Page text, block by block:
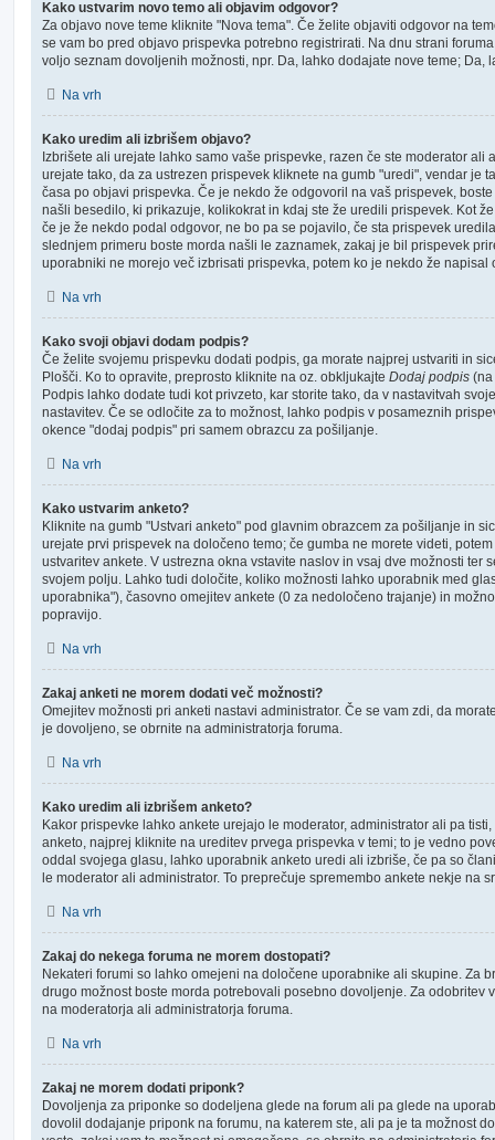
Kako ustvarim novo temo ali objavim odgovor?
Za objavo nove teme kliknite "Nova tema". Če želite objaviti odgovor na
se vam bo pred objavo prispevka potrebno registrirati. Na dnu strani
voljo seznam dovoljenih možnosti, npr. Da, lahko dodajate nove teme; Da,
Na vrh
Kako uredim ali izbrišem objavo?
Izbrišete ali urejate lahko samo vaše prispevke, razen če ste moderator ali
urejate tako, da za ustrezen prispevek kliknete na gumb "uredi", vendar je
časa po objavi prispevka. Če je nekdo že odgovoril na vaš prispevek,
našli besedilo, ki prikazuje, kolikokrat in kdaj ste že uredili prispevek. Kot
če je že nekdo podal odgovor, ne bo pa se pojavilo, če sta prispevek
slednjem primeru boste morda našli le zaznamek, zakaj je bil prispevek
uporabniki ne morejo več izbrisati prispevka, potem ko je nekdo že napisal
Na vrh
Kako svoji objavi dodam podpis?
Če želite svojemu prispevku dodati podpis, ga morate najprej ustvariti in
Plošči. Ko to opravite, preprosto kliknite na oz. obkljukajte Dodaj podpis
Podpis lahko dodate tudi kot privzeto, kar storite tako, da v nastavitvah
nastavitev. Če se odločite za to možnost, lahko podpis v posameznih
okence "dodaj podpis" pri samem obrazcu za pošiljanje.
Na vrh
Kako ustvarim anketo?
Kliknite na gumb "Ustvari anketo" pod glavnim obrazcem za pošiljanje in
urejate prvi prispevek na določeno temo; če gumba ne morete videti,
ustvaritev ankete. V ustrezna okna vstavite naslov in vsaj dve možnosti ter
svojem polju. Lahko tudi določite, koliko možnosti lahko uporabnik med
uporabnika"), časovno omejitev ankete (0 za nedoločeno trajanje) in
popravijo.
Na vrh
Zakaj anketi ne morem dodati več možnosti?
Omejitev možnosti pri anketi nastavi administrator. Če se vam zdi, da
je dovoljeno, se obrnite na administratorja foruma.
Na vrh
Kako uredim ali izbrišem anketo?
Kakor prispevke lahko ankete urejajo le moderator, administrator ali pa
anketo, najprej kliknite na ureditev prvega prispevka v temi; to je vedno
oddal svojega glasu, lahko uporabnik anketo uredi ali izbriše, če pa so
le moderator ali administrator. To preprečuje spremembo ankete nekje na
Na vrh
Zakaj do nekega foruma ne morem dostopati?
Nekateri forumi so lahko omejeni na določene uporabnike ali skupine. Za
drugo možnost boste morda potrebovali posebno dovoljenje. Za odobritev
na moderatorja ali administratorja foruma.
Na vrh
Zakaj ne morem dodati priponk?
Dovoljenja za priponke so dodeljena glede na forum ali pa glede na
dovolil dodajanje priponk na forumu, na katerem ste, ali pa je ta možnost